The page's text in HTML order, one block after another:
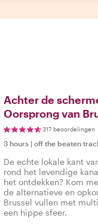
Achter de
Oorsprong van
geboren Brusselaar
317 beoordelingen
3 hours | off the beaten
De echte lokale kant
rond het levendige
het ontdekken? Kom
de alternatieve en
Brussel vullen met
een hippe sfeer.